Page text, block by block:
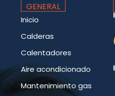
GENERAL
Inicio
Calderas
Calentadores
Aire acondicionado
Mantenimiento gas